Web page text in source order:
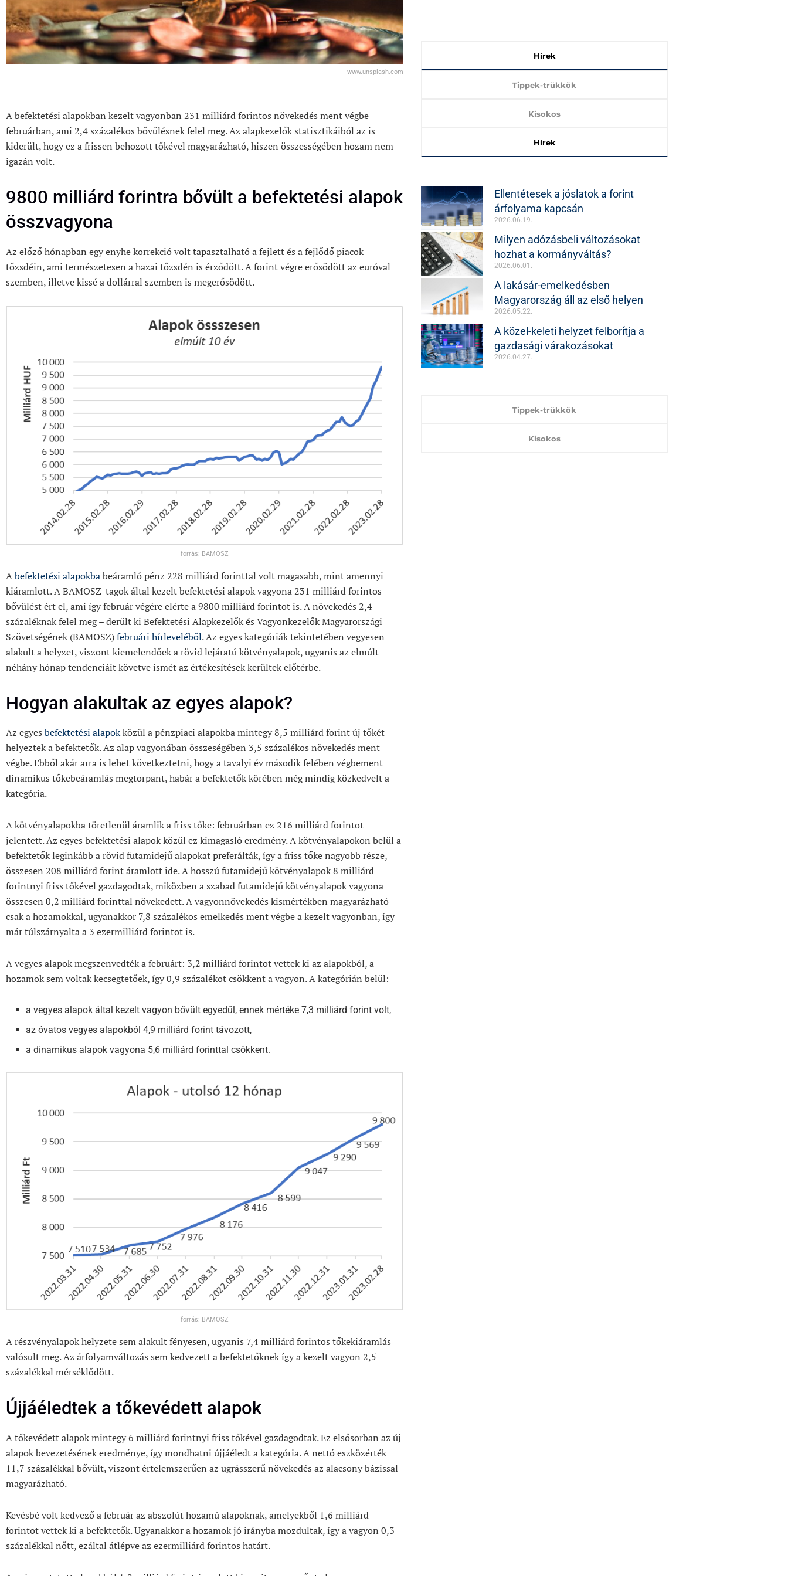
www.unsplash.com
A befektetési alapokban kezelt vagyonban 231 milliárd forintos növekedés ment végbe
februárban, ami 2,4 százalékos bővülésnek felel meg. Az alapkezelők statisztikáiból az is
kiderült, hogy ez a frissen behozott tőkével magyarázható, hiszen összességében hozam nem
igazán volt.
9800 milliárd forintra bővült a befektetési alapok
összvagyona
Az előző hónapban egy enyhe korrekció volt tapasztalható a fejlett és a fejlődő piacok
tőzsdéin, ami természetesen a hazai tőzsdén is érződött. A forint végre erősödött az euróval
szemben, illetve kissé a dollárral szemben is megerősödött.
forrás: BAMOSZ
Abefektetési alapokbabeáramló pénz 228 milliárd forinttal volt magasabb, mint amennyi
kiáramlott. A BAMOSZ-tagok által kezelt befektetési alapok vagyona 231 milliárd forintos
bővülést ért el, ami így február végére elérte a 9800 milliárd forintot is. A növekedés 2,4
százaléknak felel meg – derült ki Befektetési Alapkezelők és Vagyonkezelők Magyarországi
Szövetségének (BAMOSZ)februári hírleveléből. Az egyes kategóriák tekintetében vegyesen
alakult a helyzet, viszont kiemelendőek a rövid lejáratú kötvényalapok, ugyanis az elmúlt
néhány hónap tendenciáit követve ismét az értékesítések kerültek előtérbe.
Hogyan alakultak az egyes alapok?
Az egyes befektetési alapokközül a pénzpiaci alapokba mintegy 8,5 milliárd forint új tőkét
helyeztek a befektetők. Az alap vagyonában összeségében 3,5 százalékos növekedés ment
végbe. Ebből akár arra is lehet következtetni, hogy a tavalyi év második felében végbement
dinamikus tőkebeáramlás megtorpant, habár a befektetők körében még mindig közkedvelt a
kategória.
A kötvényalapokba töretlenül áramlik a friss tőke: februárban ez 216 milliárd forintot
jelentett. Az egyes befektetési alapok közül ez kimagasló eredmény. A kötvényalapokon belül a
befektetők leginkább a rövid futamidejű alapokat preferálták, így a friss tőke nagyobb része,
összesen 208 milliárd forint áramlott ide. A hosszú futamidejű kötvényalapok 8 milliárd
forintnyi friss tőkével gazdagodtak, miközben a szabad futamidejű kötvényalapok vagyona
összesen 0,2 milliárd forinttal növekedett. A vagyonnövekedés kismértékben magyarázható
csak a hozamokkal, ugyanakkor 7,8 százalékos emelkedés ment végbe a kezelt vagyonban, így
már túlszárnyalta a 3 ezermilliárd forintot is.
A vegyes alapok megszenvedték a februárt: 3,2 milliárd forintot vettek ki az alapokból, a
hozamok sem voltak kecsegtetőek, így 0,9 százalékot csökkent a vagyon. A kategórián belül:
a vegyes alapok által kezelt vagyon bővült egyedül, ennek mértéke 7,3 milliárd forint volt,
az óvatos vegyes alapokból 4,9 milliárd forint távozott,
a dinamikus alapok vagyona 5,6 milliárd forinttal csökkent.
forrás: BAMOSZ
A részvényalapok helyzete sem alakult fényesen, ugyanis 7,4 milliárd forintos tőkekiáramlás
valósult meg. Az árfolyamváltozás sem kedvezett a befektetőknek így a kezelt vagyon 2,5
százalékkal mérséklődött.
Újjáéledtek a tőkevédett alapok
A tőkevédett alapok mintegy 6 milliárd forintnyi friss tőkével gazdagodtak. Ez elsősorban az új
alapok bevezetésének eredménye, így mondhatni újjáéledt a kategória. A nettó eszközérték
11,7 százalékkal bővült, viszont értelemszerűen az ugrásszerű növekedés az alacsony bázissal
magyarázható.
Kevésbé volt kedvező a február az abszolút hozamú alapoknak, amelyekből 1,6 milliárd
forintot vettek ki a befektetők. Ugyanakkor a hozamok jó irányba mozdultak, így a vagyon 0,3
százalékkal nőtt, ezáltal átlépve az ezermilliárd forintos határt.
Hírek
Tippek-trükkök
Kisokos
Hírek
Ellentétesek a jóslatok a forint
árfolyama kapcsán
2026.06.19.
Milyen adózásbeli változásokat
hozhat a kormányváltás?
2026.06.01.
A lakásár-emelkedésben
Magyarország áll az első helyen
2026.05.22.
A közel-keleti helyzet felborítja a
gazdasági várakozásokat
2026.04.27.
Tippek-trükkök
Kisokos